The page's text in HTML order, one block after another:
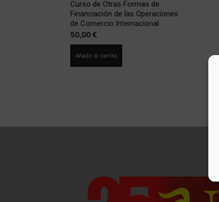
Curso de Otras Formas de
Financiación de las Operaciones
de Comercio Internacional
50,00 €
Añadir al carrito